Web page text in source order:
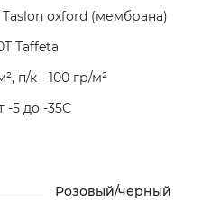
oxford (мембрана)
Taffeta
п/к - 100 гр/м²
-5 до -35С
Розовый/черный